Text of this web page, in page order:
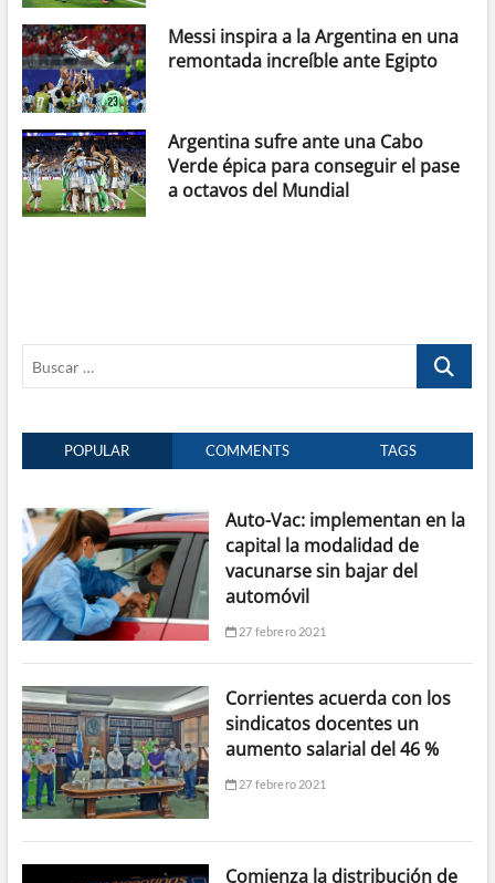
Messi inspira a la Argentina en una
remontada increíble ante Egipto
Argentina sufre ante una Cabo
Verde épica para conseguir el pase
a octavos del Mundial
Buscar
POPULAR COMMENTS TAGS
Auto-Vac: implementan en la
capital la modalidad de
vacunarse sin bajar del
automóvil
27 febrero 2021
Corrientes acuerda con los
sindicatos docentes un
aumento salarial del 46 %
27 febrero 2021
Comienza la distribución de